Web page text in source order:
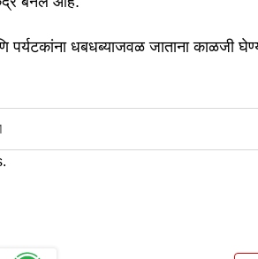
पर्यटकांना धबधब्याजवळ जाताना काळजी